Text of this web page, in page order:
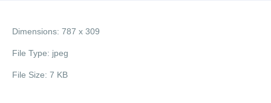
Dimensions: 787 x 309
File Type: jpeg
File Size: 7 KB